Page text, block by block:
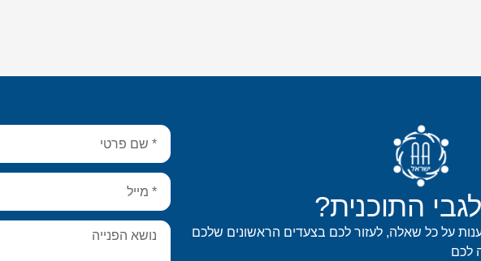
התוכנית?
על כל שאלה, לעזור לכם בצעדים הראשונים שלכם
לכם